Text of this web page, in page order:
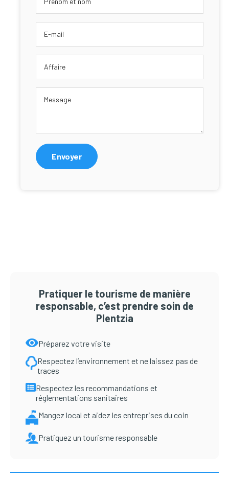
Pratiquer le tourisme de manière
responsable, c’est prendre soin de
Plentzia
Préparez votre visite
Respectez l’environnement et ne laissez pas de
traces
Respectez les recommandations et
réglementations sanitaires
Mangez local et aidez les entreprises du coin
Pratiquez un tourisme responsable